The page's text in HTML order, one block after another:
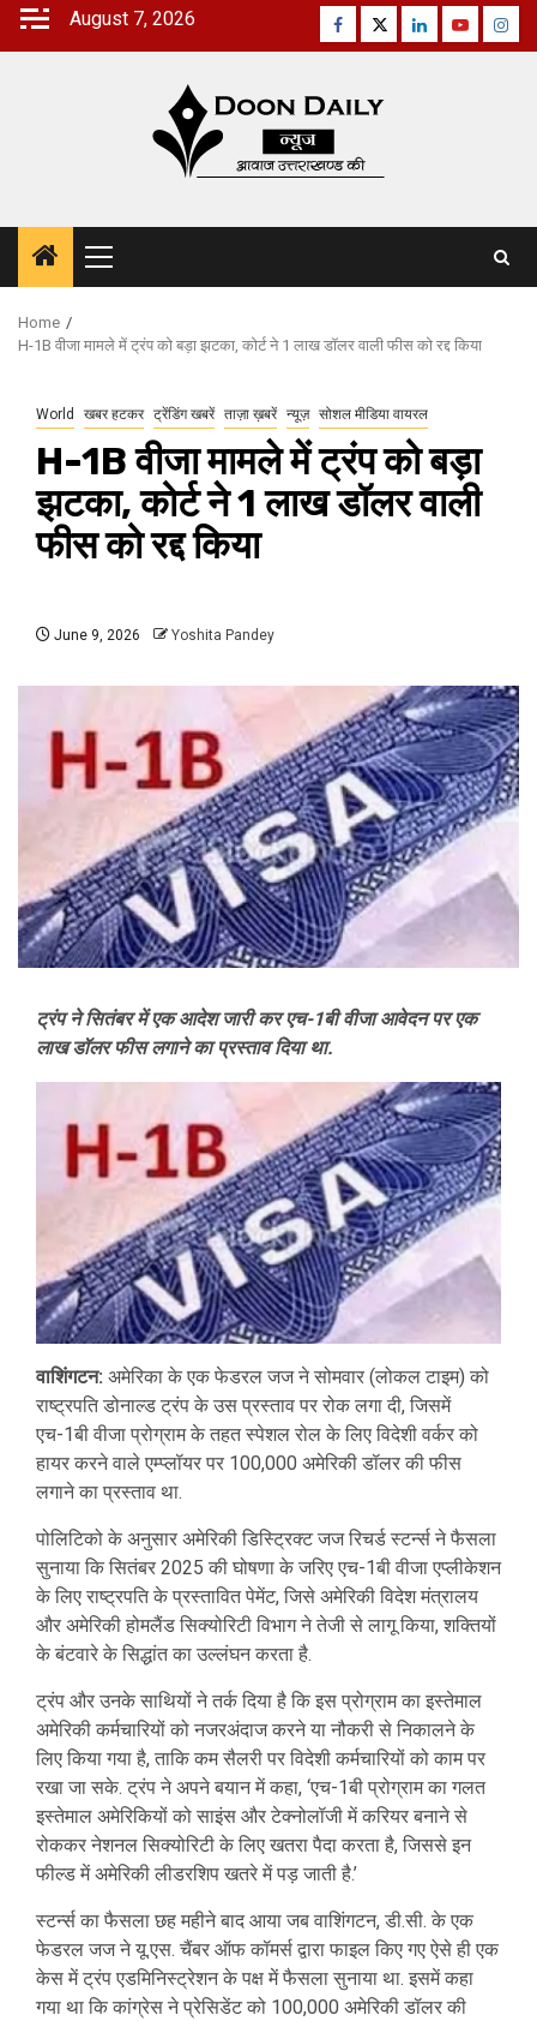
Skip
August 7, 2026 Facebook
TwitterLinkedinYoutube
Primary
Menu
Home
H-1B वीजा मामले में ट्रंप को बड़ा झटका, कोर्ट ने 1 लाख डॉलर वाली फीस को रद्द किया
World खबर हटकर ट्रेंडिंग खबरें ताज़ा ख़बरें न्यूज़ सोशल मीडिया वायरल
H-1B वीजा मामले में ट्रंप को बड़ा
झटका, कोर्ट ने 1 लाख डॉलर वाली
फीस को रद्द किया
June 9, 2026 Yoshita Pandey
ट्रंप ने सितंबर में एक आदेश जारी कर एच-1बी वीजा आवेदन पर एक
लाख डॉलर फीस लगाने का प्रस्ताव दिया था.
वाशिंगटन: अमेरिका के एक फेडरल जज ने सोमवार (लोकल टाइम) को
राष्ट्रपति डोनाल्ड ट्रंप के उस प्रस्ताव पर रोक लगा दी, जिसमें
एच-1बी वीजा प्रोग्राम के तहत स्पेशल रोल के लिए विदेशी वर्कर को
हायर करने वाले एम्प्लॉयर पर 100,000 अमेरिकी डॉलर की फीस
लगाने का प्रस्ताव था.
पोलिटिको के अनुसार अमेरिकी डिस्ट्रिक्ट जज रिचर्ड स्टर्न्स ने फैसला
सुनाया कि सितंबर 2025 की घोषणा के जरिए एच-1बी वीजा एप्लीकेशन
के लिए राष्ट्रपति के प्रस्तावित पेमेंट, जिसे अमेरिकी विदेश मंत्रालय
और अमेरिकी होमलैंड सिक्योरिटी विभाग ने तेजी से लागू किया, शक्तियों
के बंटवारे के सिद्धांत का उल्लंघन करता है.
ट्रंप और उनके साथियों ने तर्क दिया है कि इस प्रोग्राम का इस्तेमाल
अमेरिकी कर्मचारियों को नजरअंदाज करने या नौकरी से निकालने के
लिए किया गया है, ताकि कम सैलरी पर विदेशी कर्मचारियों को काम पर
रखा जा सके. ट्रंप ने अपने बयान में कहा, ‘एच-1बी प्रोग्राम का गलत
इस्तेमाल अमेरिकियों को साइंस और टेक्नोलॉजी में करियर बनाने से
रोककर नेशनल सिक्योरिटी के लिए खतरा पैदा करता है, जिससे इन
फील्ड में अमेरिकी लीडरशिप खतरे में पड़ जाती है.’
स्टर्न्स का फैसला छह महीने बाद आया जब वाशिंगटन, डी.सी. के एक
फेडरल जज ने यू.एस. चैंबर ऑफ कॉमर्स द्वारा फाइल किए गए ऐसे ही एक
केस में ट्रंप एडमिनिस्ट्रेशन के पक्ष में फैसला सुनाया था. इसमें कहा
गया था कि कांग्रेस ने प्रेसिडेंट को 100,000 अमेरिकी डॉलर की